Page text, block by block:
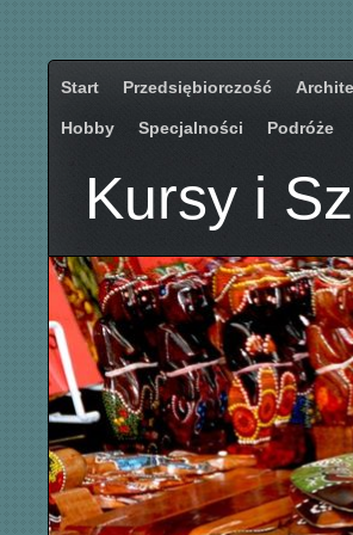
Start Przedsiębiorczość
Hobby Specjalności Podróże
Kursy i